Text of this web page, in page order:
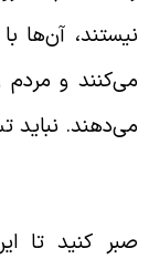
آن‌ها
و مردم
نباید
کنید تا